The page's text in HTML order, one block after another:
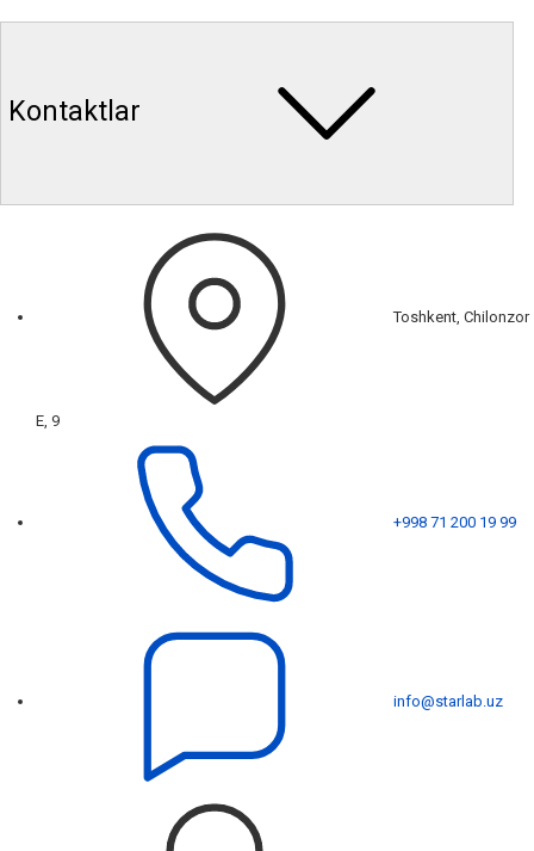
Kontaktlar
Toshkent, Chilonzor
E, 9
+998 71 200 19 99
info@starlab.uz